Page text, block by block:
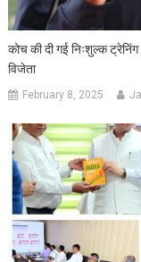
कोच की दी गई निःशुल्क
विजेता
February 8, 2025